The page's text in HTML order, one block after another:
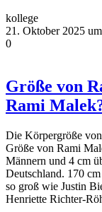
kollege
21. Oktober 2025
0
Größe von
Rami
Die Körpergröße
Größe von Rami
Männern und 4 cm
Deutschland. 170
so groß wie Justin
Henriette Richter-